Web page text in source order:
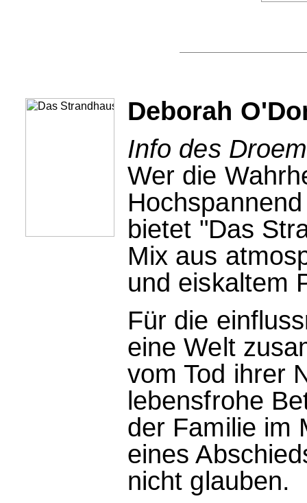
Deborah
Info des
Wer die
bietet "Das
Mix aus
und eiskaltem
Für die
eine Welt
vom Tod ihrer
lebensfrohe
der Familie im
eines
nicht glauben.